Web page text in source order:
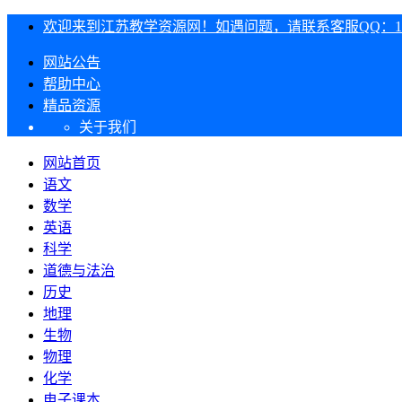
欢迎来到江苏教学资源网！如遇问题，请联系客服QQ：
网站公告
帮助中心
精品资源
关于我们
网站首页
语文
数学
英语
科学
道德与法治
历史
地理
生物
物理
化学